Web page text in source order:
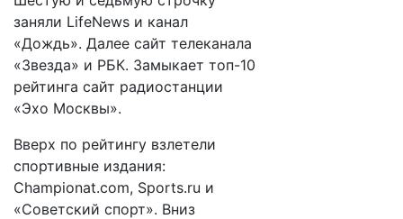
заняли LifeNews и канал
«Дождь». Далее сайт телеканала
«Звезда» и РБК. Замыкает топ-10
рейтинга сайт радиостанции
«Эхо Москвы».
Вверх по рейтингу взлетели
спортивные издания:
Championat.com, Sports.ru и
«Советский спорт». Вниз